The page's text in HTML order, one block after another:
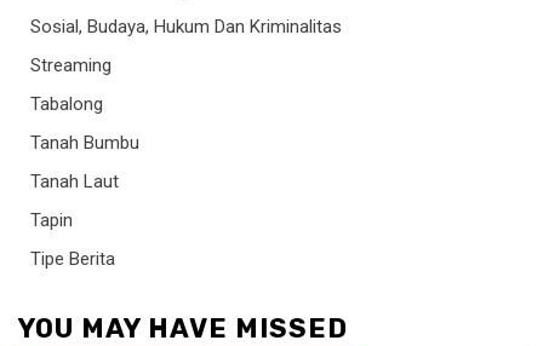
Sosial, Budaya, Hukum Dan Kriminalitas
Streaming
Tabalong
Tanah Bumbu
Tanah Laut
Tapin
Tipe Berita
YOU MAY HAVE MISSED